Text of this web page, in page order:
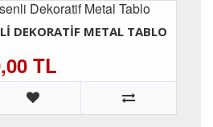
DEKORATIF METAL TABLO
TL